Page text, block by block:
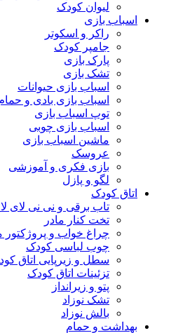
لیوان کودک
اسباب بازی
راکر و اسکوتر
جامپر کودک
پارک بازی
تشک بازی
اسباب بازی حیوانات
اسباب بازی بادی و
توپ اسباب بازی
اسباب بازی چوبی
ماشین اسباب بازی
عروسک
بازی فکری و آموزشی
لگو و پازل
اتاق کودک
تاب برقی و نی نی لای
تخت کنار مادر
چراغ خواب و پروژکتور
چوب لباسی کودک
سطل و زیرپایی اتاق
تزئینات اتاق کودک
پتو و زیرانداز
تشک نوزاد
بالش نوزاد
بهداشت و حمام